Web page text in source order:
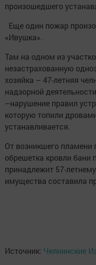
произошедшего
Еще один пожар
«Ивушка».
Там на одном из
незастрахованную
хозяйка – 47-летняя
надзорной
–нарушение правил
которую топили
устанавливается.
От возникшего пламени
обрешетка кровли бани
принадлежит 57-
имущества составила
Источник: Челнинские